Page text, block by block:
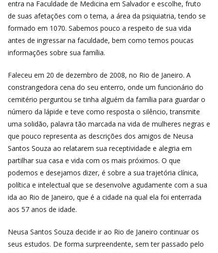
entra na Faculdade de Medicina em Salvador e escolhe, fruto
de suas afetações com o tema, a área da psiquiatria, tendo se
formado em 1070. Sabemos pouco a respeito de sua vida
antes de ingressar na faculdade, bem como temos poucas
informações sobre sua família.
Faleceu em 20 de dezembro de 2008, no Rio de Janeiro. A
constrangedora cena do seu enterro, onde um funcionário do
cemitério perguntou se tinha alguém da família para guardar o
número da lápide e teve como resposta o silêncio, transmite
uma solidão, palavra tão marcada na vida de mulheres negras e
que pouco representa as descrições dos amigos de Neusa
Santos Souza ao relatarem sua receptividade e alegria em
partilhar sua casa e vida com os mais próximos. O que
podemos e desejamos dizer, é sobre a sua trajetória clínica,
política e intelectual que se desenvolve agudamente com a sua
ida ao Rio de Janeiro, que é a cidade na qual ela foi enterrada
aos 57 anos de idade.
Neusa Santos Souza decide ir ao Rio de Janeiro continuar os
seus estudos. De forma surpreendente, sem ter passado pelo